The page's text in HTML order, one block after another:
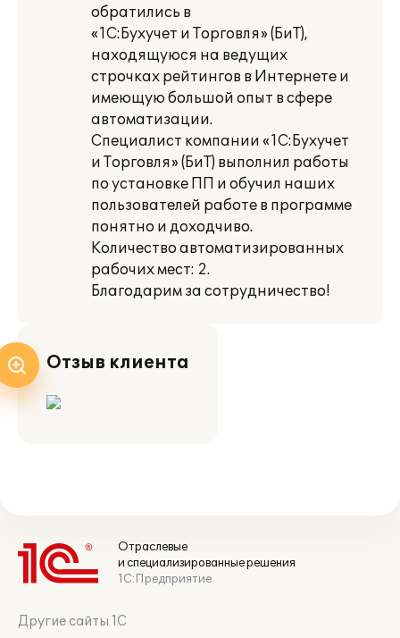
обратились в
«1С:Бухучет и Торговля» (БиТ),
находящуюся на ведущих
строчках рейтингов в Интернете и
имеющую большой опыт в сфере
автоматизации.
Специалист компании «1С:Бухучет
и Торговля» (БиТ) выполнил работы
по установке ПП и обучил наших
пользователей работе в программе
понятно и доходчиво.
Количество автоматизированных
рабочих мест: 2.
Благодарим за сотрудничество!
Отзыв клиента
Отраслевые
и специализированные решения
1С:Предприятие
Другие сайты 1С